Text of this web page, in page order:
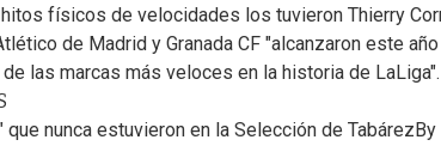
físicos de velocidades los tuvieron Thierry
de Madrid y Granada CF "alcanzaron este
las marcas más veloces en la historia de LaLiga".
que nunca estuvieron en la Selección de Tabárez By